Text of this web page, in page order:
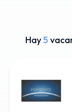
Hay5